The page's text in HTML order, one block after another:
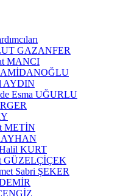
GAZANFER
MANCI
AYDIN
Esma UĞURLU
METİN
KURT
GÜZELÇİÇEK
Sabri ŞEKER